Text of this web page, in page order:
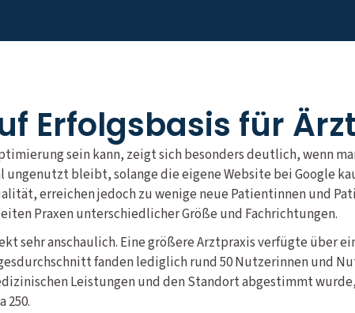
Erfolgsbasis für
sein kann, zeigt sich besonders deutlich, wenn
bleibt, solange die eigene Website bei Google
erreichen jedoch zu wenige neue Patientinnen und
Praxen unterschiedlicher Größe und Fachrichtungen.
sehr anschaulich. Eine größere Arztpraxis verfügte über
fanden lediglich rund 50 Nutzerinnen und
Leistungen und den Standort abgestimmt
250.